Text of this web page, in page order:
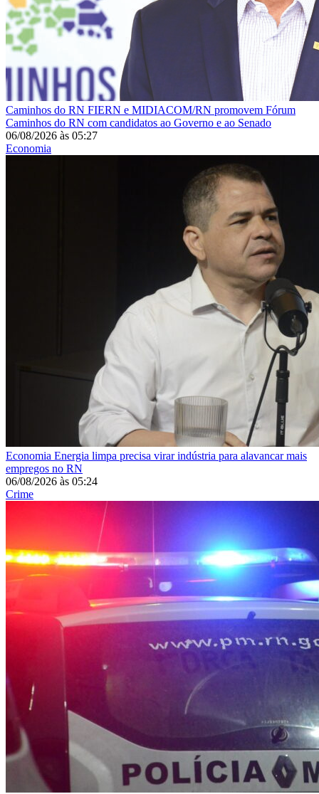
Caminhos do RN FIERN e MIDIACOM/RN promovem Fórum
Caminhos do RN com candidatos ao Governo e ao Senado
06/08/2026 às 05:27
Economia
Economia Energia limpa precisa virar indústria para alavancar mais
empregos no RN
06/08/2026 às 05:24
Crime